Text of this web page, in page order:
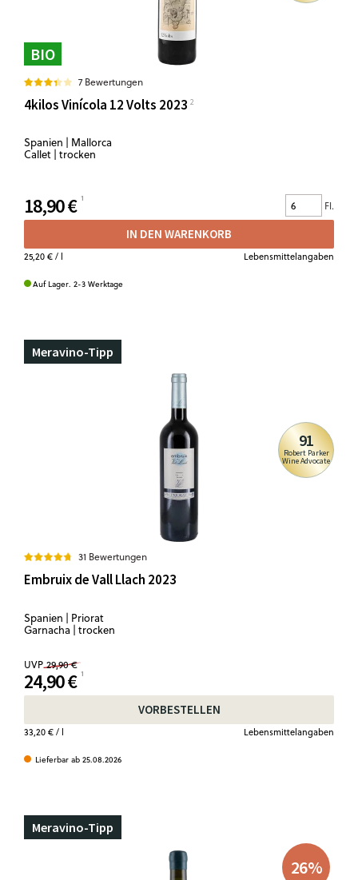
BIO
7 Bewertungen
4kilos Vinícola 12 Volts 2023
Spanien | Mallorca
Callet | trocken
18,90 € Fl.
IN DEN WARENKORB
25,20 €/ l Lebensmittelangaben
Auf Lager. 2-3 Werktage
Meravino-Tipp
91
Robert Parker
Wine Advocate
31 Bewertungen
Embruix de Vall Llach 2023
Spanien | Priorat
Garnacha | trocken
UVP 29,90 €
24,90 €
VORBESTELLEN
33,20 €/ l Lebensmittelangaben
Lieferbar ab 25.08.2026
Meravino-Tipp
26%